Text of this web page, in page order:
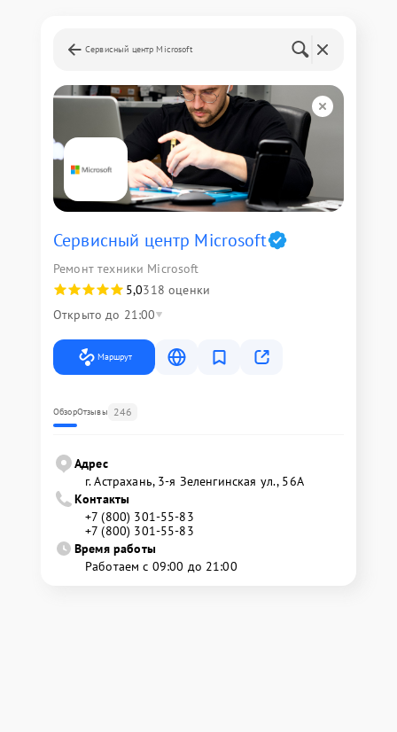
Сервисный центр Microsoft
Сервисный центр Microsoft
Ремонт техники Microsoft
5,0318 оценки
Открыто до 21:00
Маршрут
ОбзорОтзывы 246
Адрес
г. Астрахань, 3-я Зеленгинская ул., 56А
Контакты
+7 (800) 301-55-83
+7 (800) 301-55-83
Время работы
Работаем с 09:00 до 21:00